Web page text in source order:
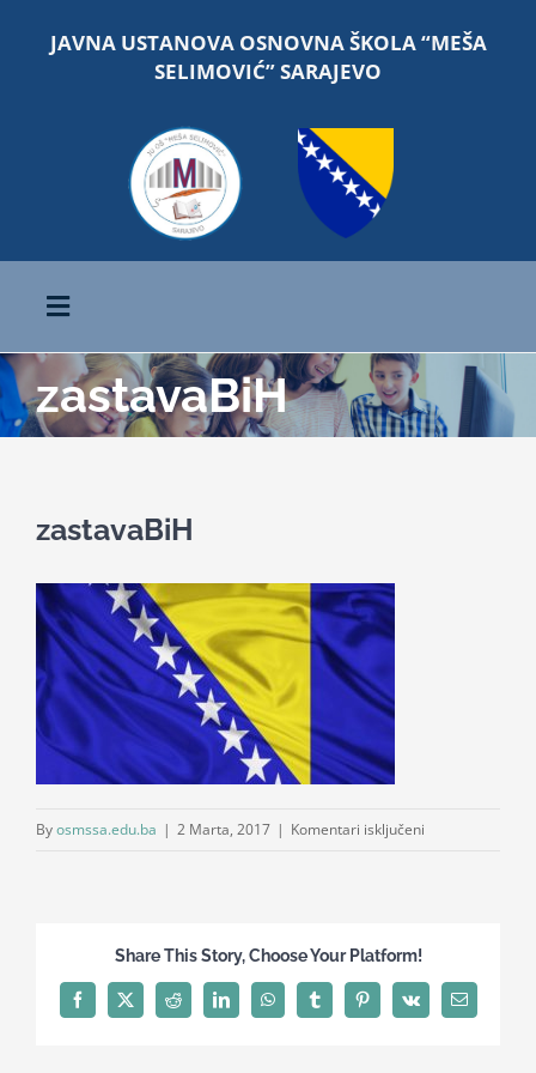
JAVNA USTANOVA OSNOVNA ŠKOLA “MEŠA
SELIMOVIĆ” SARAJEVO
Toggle
Navigation
Početna
Učenici
Školske vijesti
Obavještenja
Kontakt
zastavaBiH
zastavaBiH
Byosmssa.edu.ba | 2 Marta, 2017 | Komentari isključeni
Share This Story, Choose Your Platform!
Facebook
X Reddit LinkedInWhatsAppTumblrPinterest
Vk Email